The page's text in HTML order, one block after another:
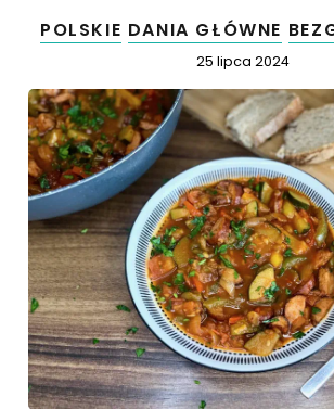
POLSKIE DANIA GŁÓWNE
Opublikowano
25 lipca 2024